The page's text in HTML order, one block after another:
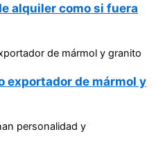
alquiler como si fuera
exportador de mármol y